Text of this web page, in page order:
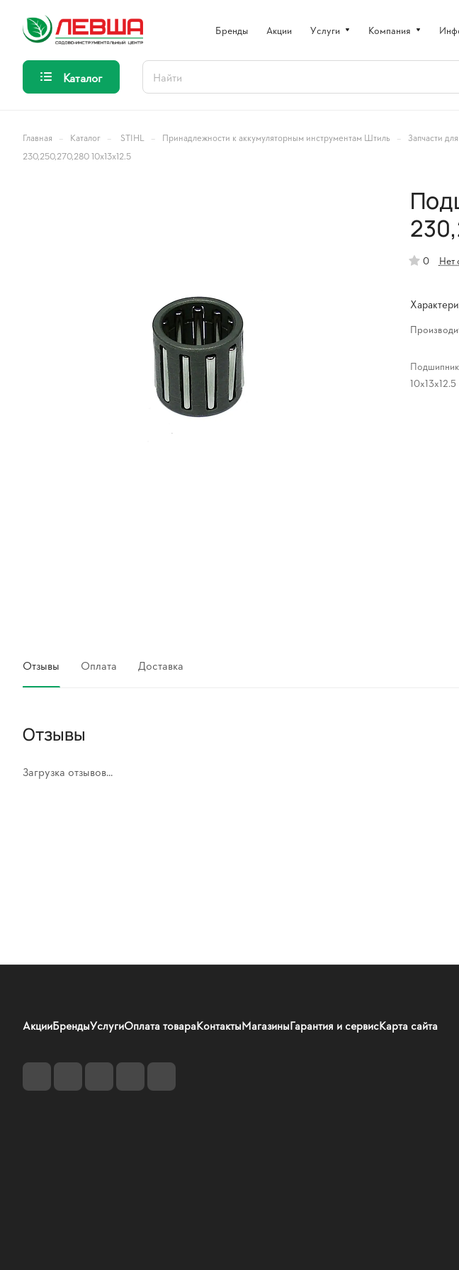
Бренды Акции Услуги Компания
Каталог
Главная – Каталог – STIHL – Принадлежности к аккумуляторным инструментам Штиль – Запчасти
230,250,270,280 10x13x12.5
0 Нет
10x13x12.5
Отзывы Оплата Доставка
Отзывы
Загрузка отзывов...
АкцииБрендыУслугиОплата товараКонтактыМагазиныГарантия и сервисКарта сайта